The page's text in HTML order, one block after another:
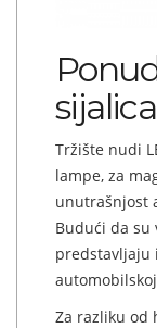
Tržište nudi
lampe, za
unutrašnjost
Budući da su
predstavljaju
Za razliku od